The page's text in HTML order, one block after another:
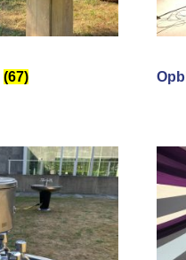
(67)